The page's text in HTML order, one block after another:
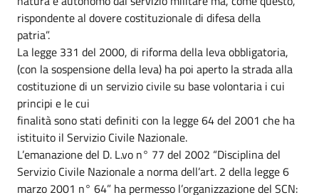
rispondente al dovere costituzionale di difesa della
patria”.
La legge 331 del 2000, di riforma della leva obbligatoria,
(con la sospensione della leva) ha poi aperto la strada alla
costituzione di un servizio civile su base volontaria i cui
principi e le cui
finalità sono stati definiti con la legge 64 del 2001 che ha
istituito il Servizio Civile Nazionale.
L’emanazione del D. L.vo n° 77 del 2002 “Disciplina del
Servizio Civile Nazionale a norma dell’art. 2 della legge 6
marzo 2001 n° 64” ha permesso l’organizzazione del SCN: